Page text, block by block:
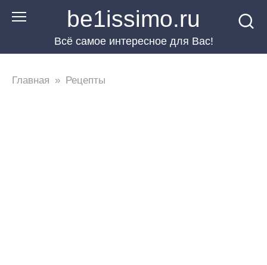
Перейти
be1issimo.ru
Всё самое интересное для Вас!
Главная » Рецепты